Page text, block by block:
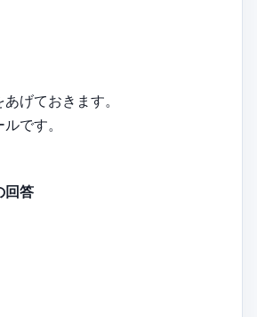
げておきます。
です。
回答